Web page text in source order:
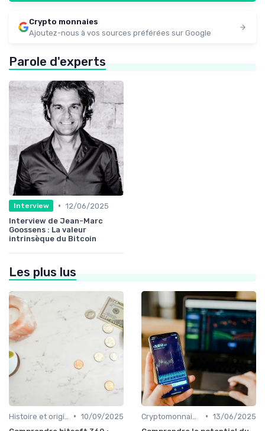
Crypto monnaies
Ajoutez-nous à vos sources préférées sur Google
Parole d'experts
Interview • 12/06/2025
Interview de Jean-Marc
Goossens : La valeur
intrinsèque du Bitcoin
Les plus lus
• 10/09/2025
• 13/06/2025